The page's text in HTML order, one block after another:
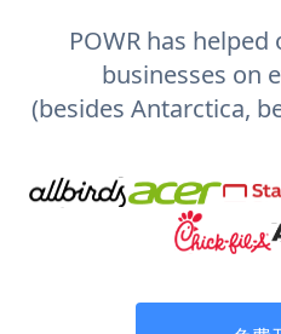
POWR has
businesses on
(besides Antarctica,